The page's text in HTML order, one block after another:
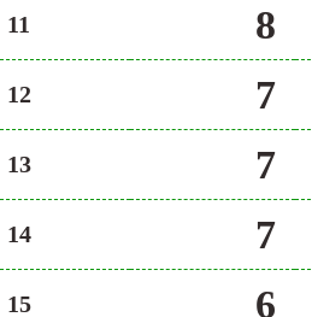
11 8
12 7
13 7
14 7
15 6